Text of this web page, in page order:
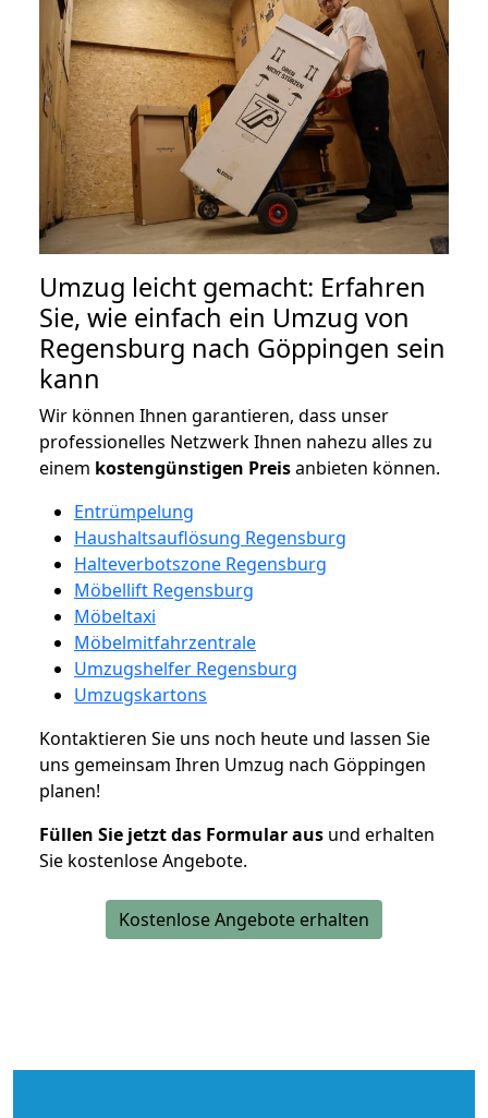
Umzug leicht gemacht: Erfahren
Sie, wie einfach ein Umzug von
Regensburg nach Göppingen sein
kann
Wir können Ihnen garantieren, dass unser
professionelles Netzwerk Ihnen nahezu alles zu
einem kostengünstigen Preisanbieten können.
Entrümpelung
Haushaltsauflösung Regensburg
Halteverbotszone Regensburg
Möbellift Regensburg
Möbeltaxi
Möbelmitfahrzentrale
Umzugshelfer Regensburg
Umzugskartons
Kontaktieren Sie uns noch heute und lassen Sie
uns gemeinsam Ihren Umzug nach Göppingen
planen!
Füllen Sie jetzt das Formular aus und erhalten
Sie kostenlose Angebote.
Kostenlose Angebote erhalten